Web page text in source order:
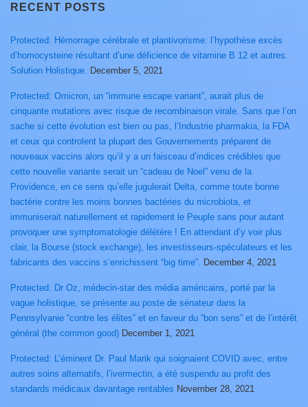
RECENT POSTS
Protected: Hémorragie cérébrale et plantivorisme: l’hypothèse excès
d’homocysteine résultant d’une déficience de vitamine B 12 et autres.
Solution Holistique. December 5, 2021
Protected: Omicron, un “immune escape variant”, aurait plus de
cinquante mutations avec risque de recombinaison virale. Sans que l’on
sache si cette évolution est bien ou pas, l’Industrie pharmakia, la FDA
et ceux qui controlent la plupart des Gouvernements préparent de
nouveaux vaccins alors qu’il y a un faisceau d’indices crédibles que
cette nouvelle variante serait un “cadeau de Noel” venu de la
Providence, en ce sens qu’elle jugulerait Delta, comme toute bonne
bactérie contre les moins bonnes bactéries du microbiota, et
immuniserait naturellement et rapidement le Peuple sans pour autant
provoquer une symptomatologie délétère ! En attendant d’y voir plus
clair, la Bourse (stock exchange), les investisseurs-spéculateurs et les
fabricants des vaccins s’enrichissent “big time”. December 4, 2021
Protected: Dr Oz, médecin-star des média américains, porté par la
vague holistique, se présente au poste de sénateur dans la
Pennsylvanie “contre les élites” et en faveur du “bon sens” et de l’intérêt
général (the common good) December 1, 2021
Protected: L’éminent Dr. Paul Marik qui soignaient COVID avec, entre
autres soins alternatifs, l’ivermectin, a été suspendu au profit des
standards médicaux davantage rentables November 28, 2021